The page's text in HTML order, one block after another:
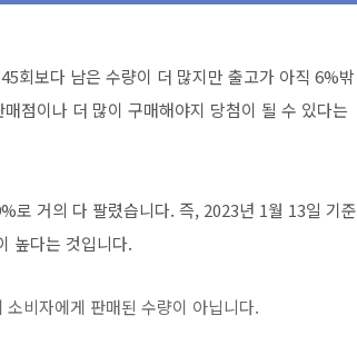
회보다 남은 수량이 더 많지만 출고가 아직 6%밖
점이나 더 많이 구매해야지 당첨이 될 수 있다는
로 거의 다 팔렸습니다. 즉, 2023년 1월 13일 기준
높다는 것입니다.
비자에게 판매된 수량이 아닙니다.